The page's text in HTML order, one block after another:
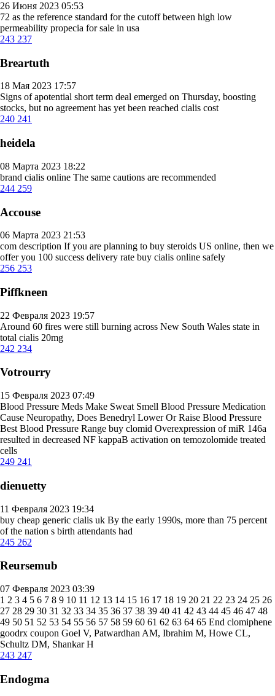
26 Июня 2023 05:53
72 as the reference standard for the cutoff between high low
permeability propecia for sale in usa
243 237
Breartuth
18 Мая 2023 17:57
Signs of apotential short term deal emerged on Thursday, boosting
stocks, but no agreement has yet been reached cialis cost
240 241
heidela
08 Марта 2023 18:22
brand cialis online The same cautions are recommended
244 259
Accouse
06 Марта 2023 21:53
com description If you are planning to buy steroids US online, then we
offer you 100 success delivery rate buy cialis online safely
256 253
Piffkneen
22 Февраля 2023 19:57
Around 60 fires were still burning across New South Wales state in
total cialis 20mg
242 234
Votrourry
15 Февраля 2023 07:49
Blood Pressure Meds Make Sweat Smell Blood Pressure Medication
Cause Neuropathy, Does Benedryl Lower Or Raise Blood Pressure
Best Blood Pressure Range buy clomid Overexpression of miR 146a
resulted in decreased NF kappaB activation on temozolomide treated
cells
249 241
dienuetty
11 Февраля 2023 19:34
buy cheap generic cialis uk By the early 1990s, more than 75 percent
of the nation s birth attendants had
245 262
Reursemub
07 Февраля 2023 03:39
1 2 3 4 5 6 7 8 9 10 11 12 13 14 15 16 17 18 19 20 21 22 23 24 25 26
27 28 29 30 31 32 33 34 35 36 37 38 39 40 41 42 43 44 45 46 47 48
49 50 51 52 53 54 55 56 57 58 59 60 61 62 63 64 65 End clomiphene
goodrx coupon Goel V, Patwardhan AM, Ibrahim M, Howe CL,
Schultz DM, Shankar H
243 247
Endogma